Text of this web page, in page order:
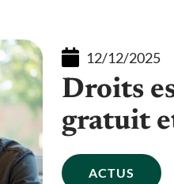
12/12/2025
Droits
gratuit
ACTUS